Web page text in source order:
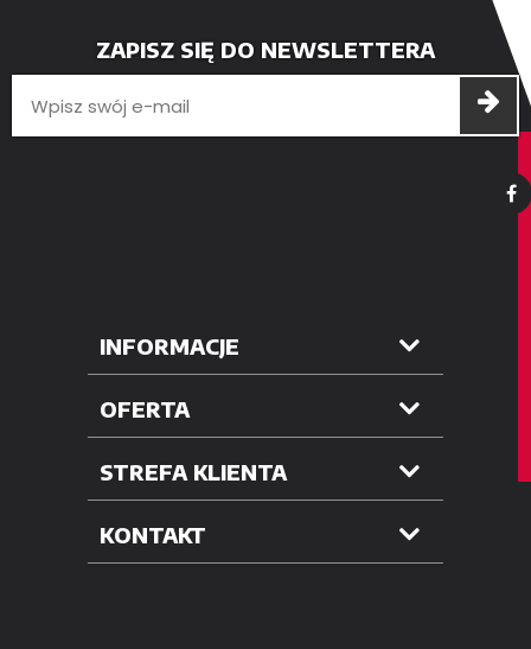
ZAPISZ SIĘ DO NEWSLETTERA
INFORMACJE
OFERTA
STREFA KLIENTA
KONTAKT